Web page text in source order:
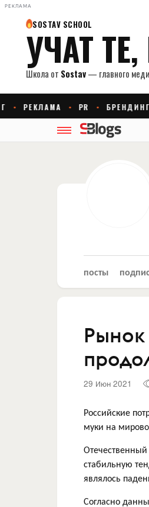
РЕКЛАМА
посты
Рынок
29 Июн 2021
Российские
муки на
стабильную
являлось
Согласно